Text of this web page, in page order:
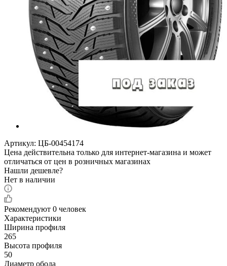
Артикул: ЦБ-00454174
Цена действительна только для интернет-магазина и может
отличаться от цен в розничных магазинах
Нашли дешевле?
Нет в наличии
Рекомендуют 0 человек
Характеристики
Ширина профиля
265
Высота профиля
50
Диаметр обода